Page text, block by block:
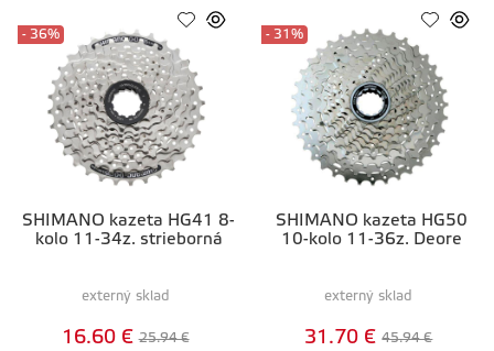
SHIMANO kazeta HG41 8-
kolo 11-34z. strieborná
- 36%
externý sklad
16.60 € 25.94 €
SHIMANO kazeta HG50
10-kolo 11-36z. Deore
- 31%
externý sklad
31.70 € 45.94 €